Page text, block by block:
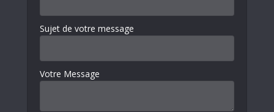
Sujet de votre message
Votre Message